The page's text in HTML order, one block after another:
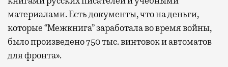
материалами. Есть документы, что на деньги,
которые “Межкнига” заработала во время войны,
было произведено 750 тыс. винтовок и автоматов
для фронта».